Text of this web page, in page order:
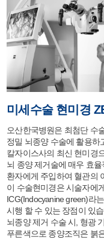
미세수술 현미경
오산한국병원은 최첨단 수
정밀 뇌종양 수술에 활용하
칼자이스사의 최신 현미경
뇌 종양 제거술에 매우 효
환자에게 주입하여 혈관의
이 수술현미경은 시술자에
ICG(Indocyanine green)라
시행 할 수 있는 장점이 있
뇌종양 제거 수술 시, 형광
푸른색으로 종양조직은 붉